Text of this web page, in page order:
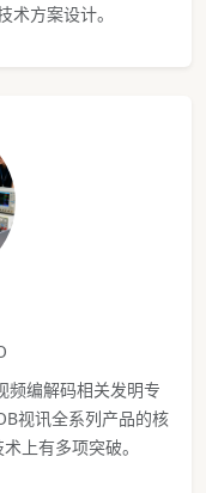
术方案设计。
频编解码相关发明专
视讯全系列产品的核
上有多项突破。